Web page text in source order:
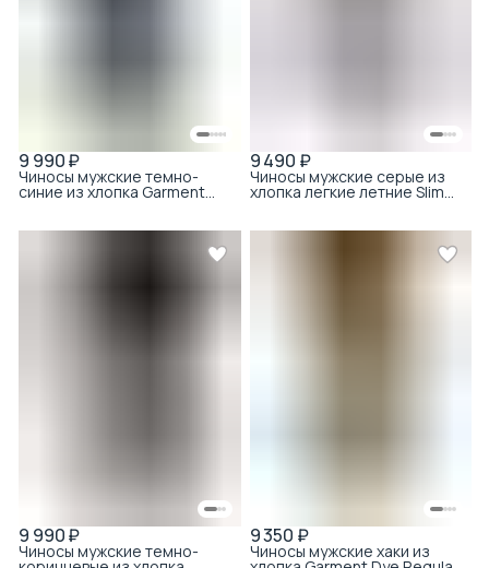
9 990 ₽
Чиносы мужские темно-
синие из хлопка Garment
9 490 ₽
Чиносы мужские серые из
хлопка легкие летние Slim
9 990 ₽
Чиносы мужские темно-
9 350 ₽
Чиносы мужские хаки из